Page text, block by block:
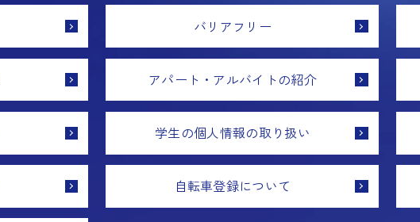
バリアフリー
アパート・アルバイトの紹介
学生の個人情報の取り扱い
自転車登録について